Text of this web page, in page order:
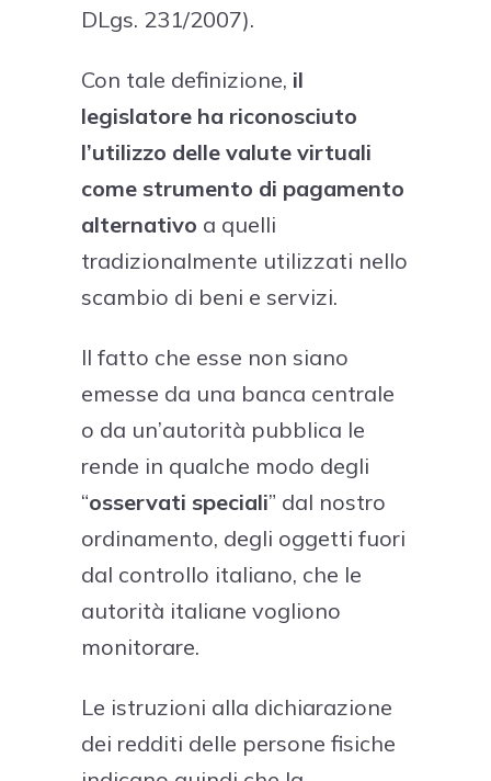
DLgs. 231/2007).
Con tale definizione, il
legislatore ha riconosciuto
l’utilizzo delle valute virtuali
come strumento di pagamento
alternativo a quelli
tradizionalmente utilizzati nello
scambio di beni e servizi.
Il fatto che esse non siano
emesse da una banca centrale
o da un’autorità pubblica le
rende in qualche modo degli
“osservati speciali” dal nostro
ordinamento, degli oggetti fuori
dal controllo italiano, che le
autorità italiane vogliono
monitorare.
Le istruzioni alla dichiarazione
dei redditi delle persone fisiche